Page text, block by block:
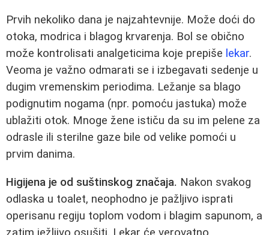
Prvih nekoliko dana je najzahtevnije. Može doći do
otoka, modrica i blagog krvarenja. Bol se obično
može kontrolisati analgeticima koje prepiše lekar.
Veoma je važno odmarati se i izbegavati sedenje u
dugim vremenskim periodima. Ležanje sa blago
podignutim nogama (npr. pomoću jastuka) može
ublažiti otok. Mnoge žene ističu da su im pelene za
odrasle ili sterilne gaze bile od velike pomoći u
prvim danima.
Higijena je od suštinskog značaja. Nakon svakog
odlaska u toalet, neophodno je pažljivo isprati
operisanu regiju toplom vodom i blagim sapunom, a